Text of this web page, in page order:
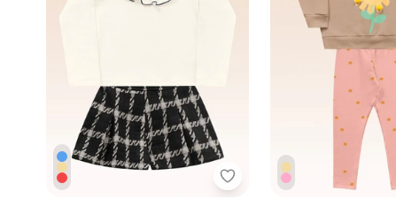
Fakini Kids - Conjunto